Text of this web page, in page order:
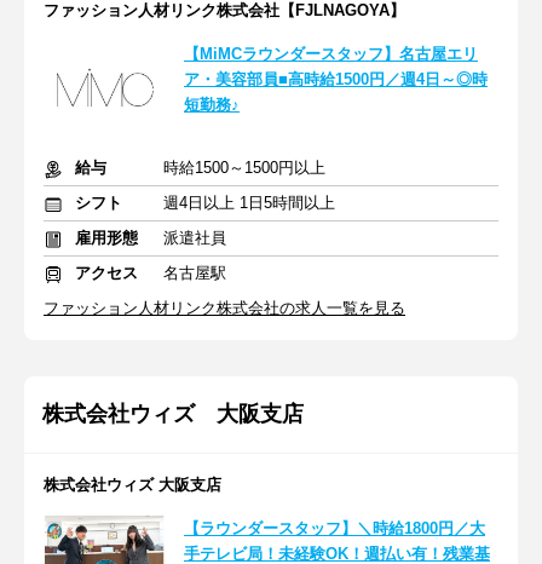
ファッション人材リンク株式会社【FJLNAGOYA】
【MiMCラウンダースタッフ】名古屋エリ
ア・美容部員■高時給1500円／週4日～◎時
短勤務♪
給与
時給1500～1500円以上
シフト
週4日以上 1日5時間以上
雇用形態
派遣社員
アクセス
名古屋駅
ファッション人材リンク株式会社の求人一覧を見る
株式会社ウィズ 大阪支店
株式会社ウィズ 大阪支店
【ラウンダースタッフ】＼時給1800円／大
手テレビ局！未経験OK！週払い有！残業基